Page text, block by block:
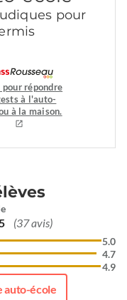
pour
pour répondre
à l'auto-
à la maison.
(37 avis)
5.0
4.7
4.9
auto-école